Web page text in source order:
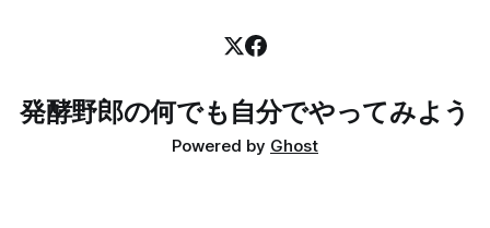
発酵野郎の何でも自分でやってみよう
Powered by Ghost